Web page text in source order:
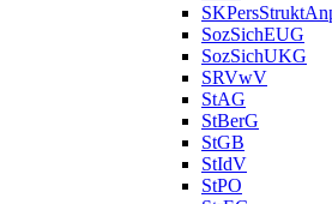
SozSichEUG
SozSichUKG
SRVwV
StAG
StBerG
StGB
StIdV
StPO